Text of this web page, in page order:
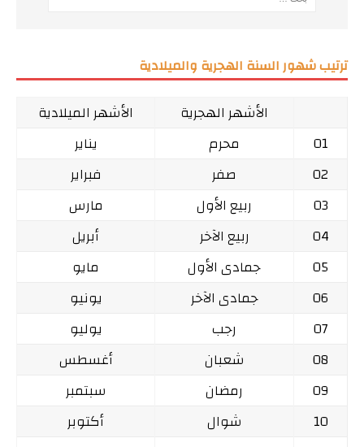
ترتيب شهور السنة الهجرية والميلادية
الأشهر الهجرية
الأشهر الميلادية
01
محرم
يناير
02
صفر
فبراير
03
ربيع الأول
مارس
04
ربيع الآخر
أبريل
05
جمادى الأول
مايو
06
جمادى الآخر
يونيو
07
رجب
يوليو
08
شعبان
أغسطس
09
رمضان
سبتمبر
10
شوال
أكتوبر